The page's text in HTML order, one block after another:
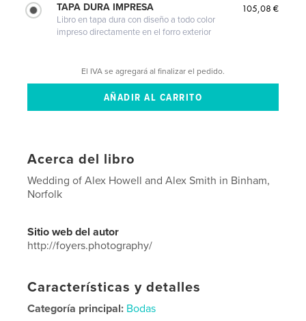
TAPA DURA IMPRESA
Libro en tapa dura con diseño a todo color
impreso directamente en el forro exterior
105,08 €
El IVA se agregará al finalizar el pedido.
Acerca del libro
Wedding of Alex Howell and Alex Smith in Binham,
Norfolk
Sitio web del autor
http://foyers.photography/
Características y detalles
Categoría principal: Bodas